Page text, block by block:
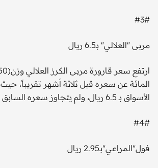
#3#
مربى "العلالي" بـ6.5 ريال
المائة عن سعره قبل ثلاثة أشهر تقريباً، حيث
الأسواق بـ 6.5 ريال، ولم يتجاوز سعره السابق 5.5 ريال.
#4#
فول"المراعي"بـ2.95 ريال